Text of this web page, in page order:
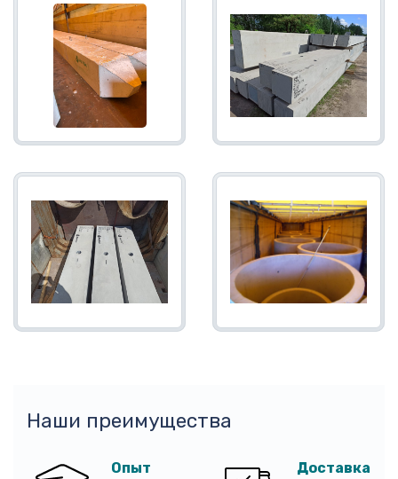
Наши преимущества
Опыт
Доставка